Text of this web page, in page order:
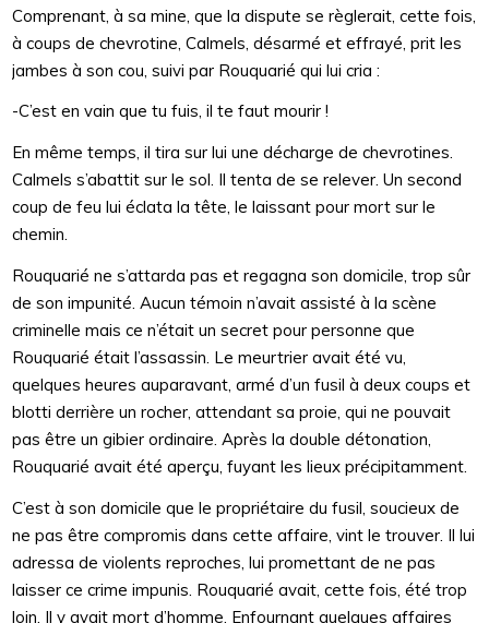
Comprenant, à sa mine, que la dispute se règlerait, cette fois,
à coups de chevrotine, Calmels, désarmé et effrayé, prit les
jambes à son cou, suivi par Rouquarié qui lui cria :
-C’est en vain que tu fuis, il te faut mourir !
En même temps, il tira sur lui une décharge de chevrotines.
Calmels s’abattit sur le sol. Il tenta de se relever. Un second
coup de feu lui éclata la tête, le laissant pour mort sur le
chemin.
Rouquarié ne s’attarda pas et regagna son domicile, trop sûr
de son impunité. Aucun témoin n’avait assisté à la scène
criminelle mais ce n’était un secret pour personne que
Rouquarié était l’assassin. Le meurtrier avait été vu,
quelques heures auparavant, armé d’un fusil à deux coups et
blotti derrière un rocher, attendant sa proie, qui ne pouvait
pas être un gibier ordinaire. Après la double détonation,
Rouquarié avait été aperçu, fuyant les lieux précipitamment.
C’est à son domicile que le propriétaire du fusil, soucieux de
ne pas être compromis dans cette affaire, vint le trouver. Il lui
adressa de violents reproches, lui promettant de ne pas
laisser ce crime impunis. Rouquarié avait, cette fois, été trop
loin. Il y avait mort d’homme. Enfournant quelques affaires